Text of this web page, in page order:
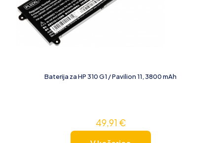
Baterija za HP 310 G1 / Pavilion 11, 3800 mAh
49,91 €